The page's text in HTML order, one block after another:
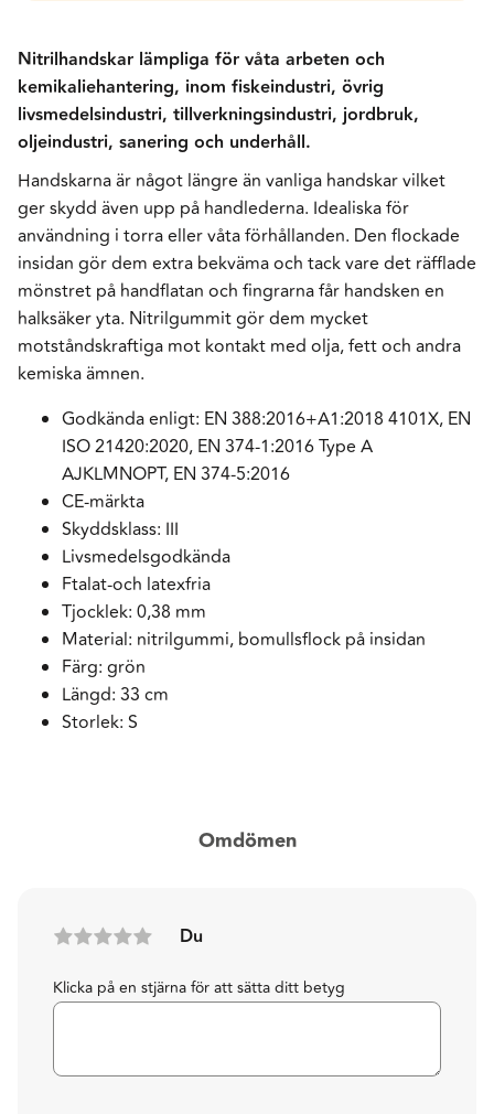
Nitrilhandskar lämpliga för våta arbeten och
kemikaliehantering, inom fiskeindustri, övrig
livsmedelsindustri, tillverkningsindustri, jordbruk,
oljeindustri, sanering och underhåll.
Handskarna är något längre än vanliga handskar vilket
ger skydd även upp på handlederna. Idealiska för
användning i torra eller våta förhållanden. Den flockade
insidan gör dem extra bekväma och tack vare det räfflade
mönstret på handflatan och fingrarna får handsken en
halksäker yta. Nitrilgummit gör dem mycket
motståndskraftiga mot kontakt med olja, fett och andra
kemiska ämnen.
Godkända enligt: EN 388:2016+A1:2018 4101X, EN
ISO 21420:2020, EN 374-1:2016 Type A
AJKLMNOPT, EN 374-5:2016
CE-märkta
Skyddsklass: III
Livsmedelsgodkända
Ftalat-och latexfria
Tjocklek: 0,38 mm
Material: nitrilgummi, bomullsflock på insidan
Färg: grön
Längd: 33 cm
Storlek: S
Omdömen
Du
Klicka på en stjärna för att sätta ditt betyg